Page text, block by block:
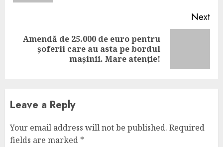
Next
Next
Amendă de 25.000 de euro pentru
șoferii care au asta pe bordul
mașinii. Mare atenție!
Leave a Reply
Your email address will not be published. Required
fields are marked *